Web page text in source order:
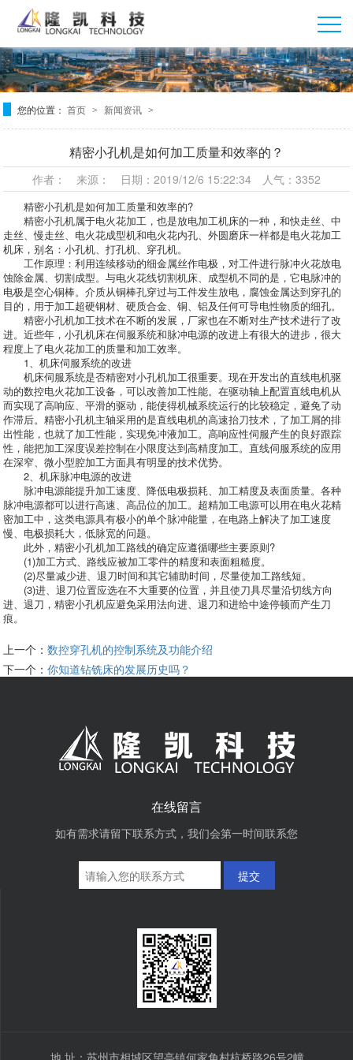
您的位置：首页 > 新闻资讯 >
精密小孔机是如何加工质量和效率的？
作者： 来源： 日期：2019/12/6 15:22:34 人气：3352
精密小孔机是如何加工质量和效率的?
精密小孔机属于电火花加工，也是放电加工机床的一种，和快走丝、中
走丝、慢走丝、电火花成型机和电火花内孔、外圆磨床一样都是电火花加工
机床，别名：小孔机、打孔机、穿孔机。
工作原理：利用连续移动的细金属丝作电极，对工件进行脉冲火花放电
蚀除金属、切割成型。与电火花线切割机床、成型机不同的是，它电脉冲的
电极是空心铜棒。介质从铜棒孔穿过与工件发生放电，腐蚀金属达到穿孔的
目的，用于加工超硬钢材、硬质合金、铜、铝及任何可导电性物质的细孔。
精密小孔机加工技术在不断的发展，厂家也在不断对生产技术进行了改
进。近些年，小孔机床在伺服系统和脉冲电源的改进上有很大的进步，很大
程度上了电火花加工的质量和加工效率。
1、机床伺服系统的改进
机床伺服系统是否精密对小孔机加工很重要。现在开发出的直线电机驱
动的数控电火花加工设备，可以改善加工性能。在驱动轴上配置直线电机从
而实现了高响应、平滑的驱动，能使得机械系统运行的比较稳定，避免了动
作滞后。精密小孔机主轴采用的是直线电机的高速抬刀技术，了加工屑的排
出性能，也就了加工性能，实现免冲液加工。高响应性伺服产生的良好跟踪
性，能把加工深度误差控制在小限度达到高精度加工。直线伺服系统的应用
在深窄、微小型腔加工方面具有明显的技术优势。
2、机床脉冲电源的改进
脉冲电源能提升加工速度、降低电极损耗、加工精度及表面质量。各种
脉冲电源都可以进行高速、高品位的加工。超精加工电源可以用在电火花精
密加工中，这类电源具有极小的单个脉冲能量，在电路上解决了加工速度
慢、电极损耗大，低脉宽的问题。
此外，精密小孔机加工路线的确定应遵循哪些主要原则?
(1)加工方式、路线应被加工零件的精度和表面粗糙度。
(2)尽量减少进、退刀时间和其它辅助时间，尽量使加工路线短。
(3)进、退刀位置应选在不大重要的位置，并且使刀具尽量沿切线方向
进、退刀，精密小孔机应避免采用法向进、退刀和进给中途停顿而产生刀
痕。
上一个：数控穿孔机的控制系统及功能介绍
下一个：你知道钻铣床的发展历史吗？
在线留言
如有需求请留下联系方式，我们会第一时间联系您
提交
地 址：苏州市相城区望亭镇何家角村杭桥路26号2幢